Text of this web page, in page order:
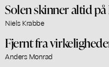
Solen skinner altid på
Niels Krabbe
Fjernt fra
Anders Monrad